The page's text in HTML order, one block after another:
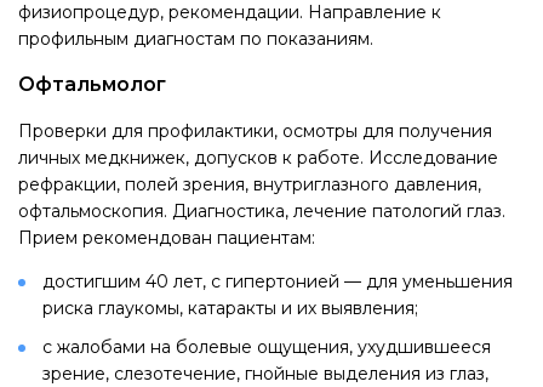
физиопроцедур, рекомендации. Направление к
профильным диагностам по показаниям.
Офтальмолог
Проверки для профилактики, осмотры для получения
личных медкнижек, допусков к работе. Исследование
рефракции, полей зрения, внутриглазного давления,
офтальмоскопия. Диагностика, лечение патологий глаз.
Прием рекомендован пациентам:
достигшим 40 лет, с гипертонией — для уменьшения
риска глаукомы, катаракты и их выявления;
с жалобами на болевые ощущения, ухудшившееся
зрение, слезотечение, гнойные выделения из глаз,